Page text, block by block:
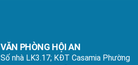
VĂN PHÒNG HỘI AN
Số nhà LK3.17; KĐT Casamia Phường